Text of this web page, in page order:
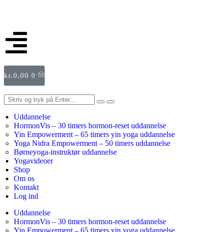
kr.0,00 0
Uddannelse
HormonVis – 30 timers hormon-reset uddannelse
Yin Empowerment – 65 timers yin yoga uddannelse
Yoga Nidra Empowerment – 50 timers uddannelse
Børneyoga-instruktør uddannelse
Yogavideoer
Shop
Om os
Kontakt
Log ind
Uddannelse
HormonVis – 30 timers hormon-reset uddannelse
Yin Empowerment – 65 timers yin yoga uddannelse